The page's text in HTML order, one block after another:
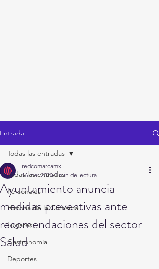
Entrada
Todas las entradas
Personajes
Historia de la Comarca
Lugares
Gastronomía
Deportes
Todas las entradas
Ayuntamiento anuncia
medidas preventivas ante
recomendaciones del sector
Salud
redcomarcamx
16 mar 2020 2 min de lectura